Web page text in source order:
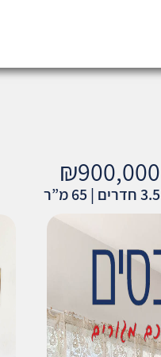
₪900,000
3.5 חדרים | 65 מ”ר